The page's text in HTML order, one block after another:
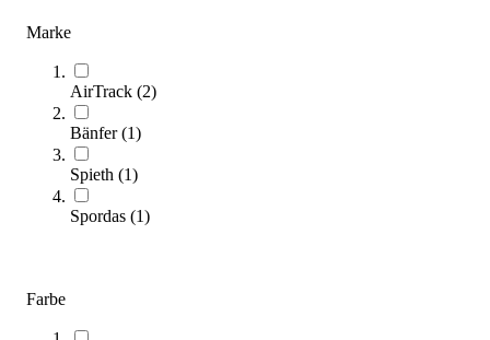
Marke
AirTrack (2)
Bänfer(1)
Spieth (1)
Spordas (1)
FarbeZum Produkt
Sofort lieferbar